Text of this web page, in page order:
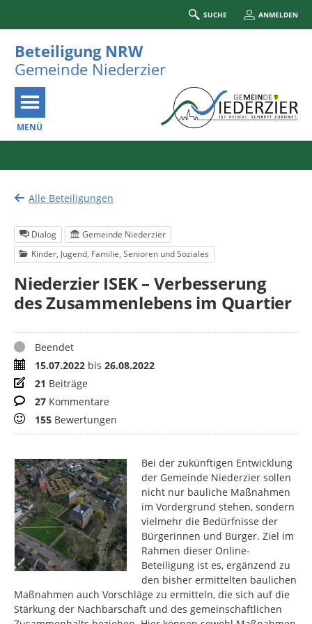
SUCHE ANMELDEN
Beteiligung NRW
Gemeinde Niederzier
MENÜ
Alle Beteiligungen
Dialog
Gemeinde Niederzier
Kinder, Jugend, Familie, Senioren und Soziales
Niederzier ISEK – Verbesserung
des Zusammenlebens im Quartier
StatusBeendet
Zeitraum15.07.2022 bis 26.08.2022
Beiträge
21 Beiträge
Kommentare
27 Kommentare
Bewertungen
155 Bewertungen
Bei der zukünftigen Entwicklung
der Gemeinde Niederzier sollen
nicht nur bauliche Maßnahmen
im Vordergrund stehen, sondern
vielmehr die Bedürfnisse der
Bürgerinnen und Bürger. Ziel im
Rahmen dieser Online-
Beteiligung ist es, ergänzend zu
den bisher ermittelten baulichen
Maßnahmen auch Vorschläge zu ermitteln, die sich auf die
Stärkung der Nachbarschaft und des gemeinschaftlichen